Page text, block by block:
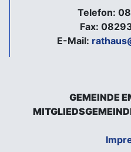
Telefon:
Fax:
E-Mail:
GEMEINDE